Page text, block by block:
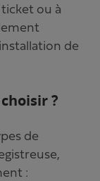
ou à
de
?
de
: